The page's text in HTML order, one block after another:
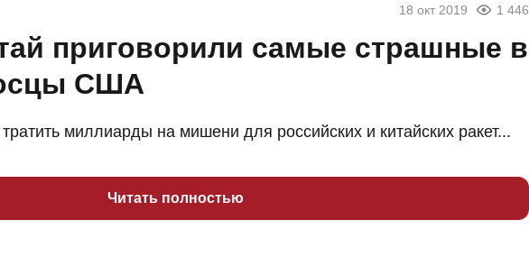
18 окт 2019 1 446
приговорили самые страшные в
США
миллиарды на мишени для российских и китайских ракет...
Читать полностью